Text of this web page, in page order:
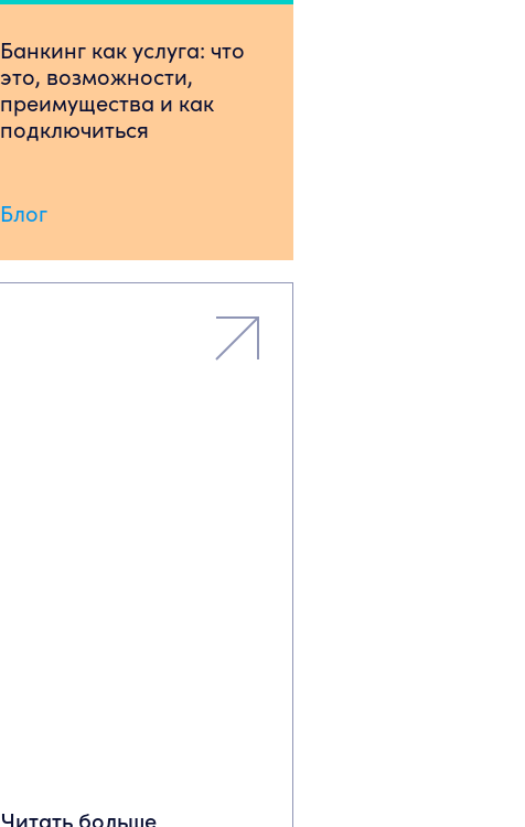
Банкинг как услуга: что
это, возможности,
преимущества и как
подключиться
Блог